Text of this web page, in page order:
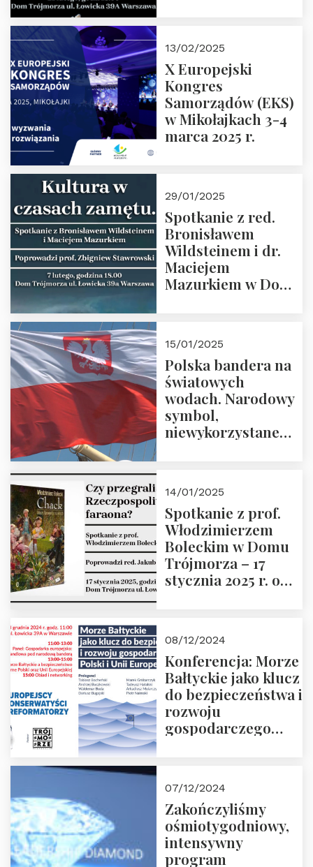
Zapraszamy
13/02/2025
X Europejski
Kongres
Samorządów (EKS)
w Mikołajkach 3-4
marca 2025 r.
29/01/2025
Spotkanie z red.
Bronisławem
Wildsteinem i dr.
Maciejem
Mazurkiem w Domu
Prowadzi prof.
Zbigniew
Stawrowski
15/01/2025
Polska bandera na
światowych
wodach. Narodowy
symbol,
niewykorzystane
14/01/2025
Spotkanie z prof.
Włodzimierzem
Boleckim w Domu
Trójmorza – 17
stycznia 2025 r. o
08/12/2024
Konferencja: Morze
Bałtyckie jako klucz
do bezpieczeństwa i
rozwoju
gospodarczego
ZAPRASZAMY
07/12/2024
Zakończyliśmy
ośmiotygodniowy,
intensywny
program